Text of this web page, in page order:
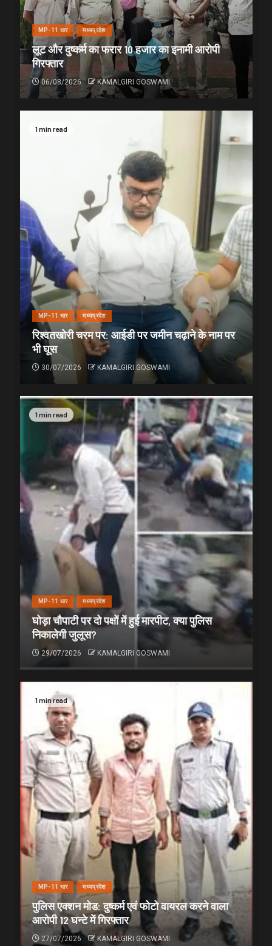
MP-11 धार मध्यप्रदेश
लूट और दुष्कर्म का फरार 10 हजार का इनामी आरोपी
गिरफ्तार
06/08/2026 KAMALGIRI GOSWAMI
1 min read
MP-11 धार मध्यप्रदेश
रिश्वतखोरी चरम पर: आईडी पर जमीन चढ़ाने के नाम पर
भी घूस
30/07/2026 KAMALGIRI GOSWAMI
1 min read
MP-11 धार मध्यप्रदेश
घोड़ा चौपाटी पर दो पक्षों में हुई मारपीट, क्या पुलिस
निकालेगी जुलूस?
29/07/2026 KAMALGIRI GOSWAMI
1 min read
MP-11 धार मध्यप्रदेश
पुलिस एक्शन मोड: दुष्कर्म एवं फोटो वायरल करने वाला
आरोपी 12 घन्टे में गिरफ्तार
27/07/2026 KAMALGIRI GOSWAMI